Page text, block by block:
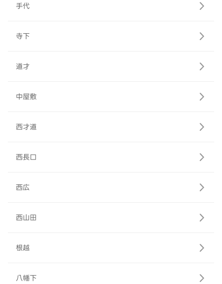
手代
寺下
道才
中屋敷
西才道
西長口
西広
西山田
根越
八幡下